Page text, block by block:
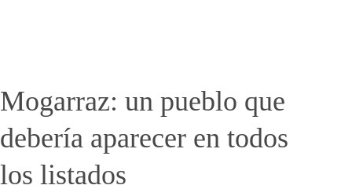
Mogarraz: un pueblo que
debería aparecer en todos
los listados